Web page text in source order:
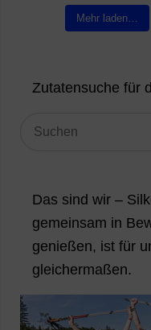
Mehr laden…
Zutatensuche für
Das sind wir –
gemeinsam in
genießen, ist für
gleichermaßen.